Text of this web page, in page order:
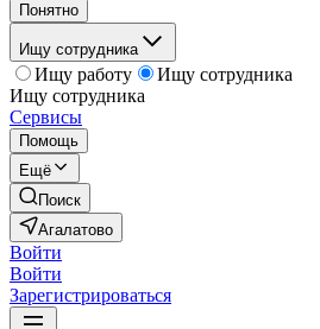
Понятно
Ищу сотрудника
Ищу работу
Ищу сотрудника
Ищу сотрудника
Сервисы
Помощь
Ещё
Поиск
Агалатово
Войти
Войти
Зарегистрироваться